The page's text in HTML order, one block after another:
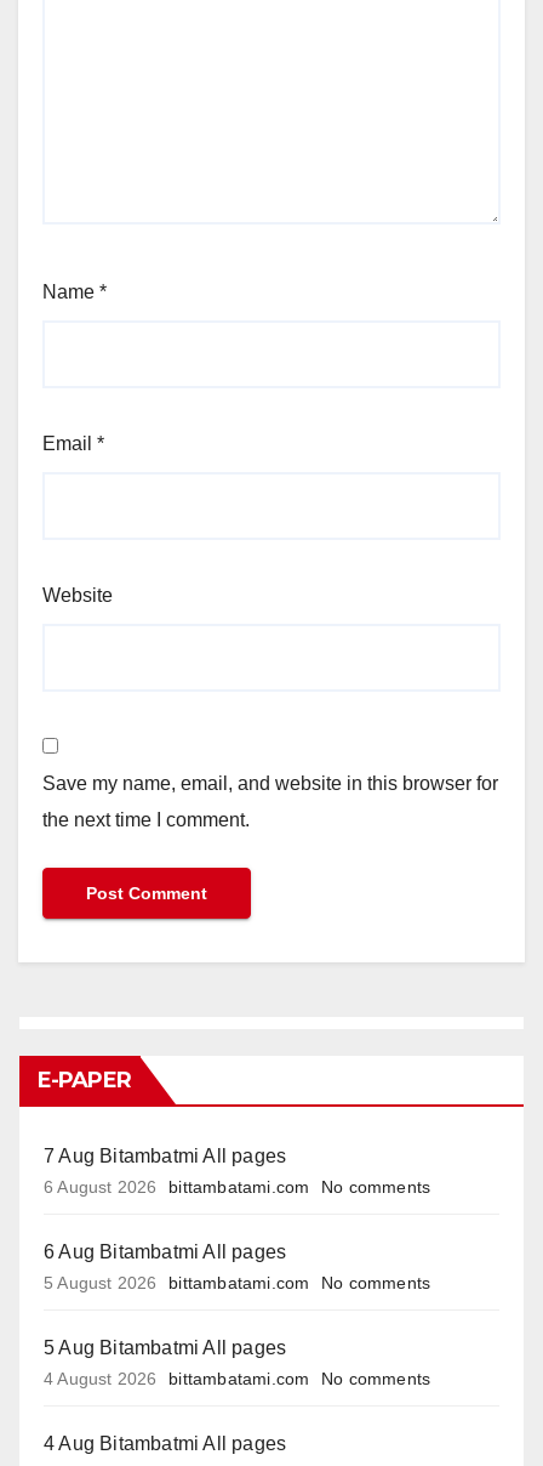
Name *
Email *
Website
Save my name, email, and website in this browser for
the next time I comment.
E-PAPER
7 Aug Bitambatmi All pages
6 August 2026 bittambatami.com No comments
6 Aug Bitambatmi All pages
5 August 2026 bittambatami.com No comments
5 Aug Bitambatmi All pages
4 August 2026 bittambatami.com No comments
4 Aug Bitambatmi All pages